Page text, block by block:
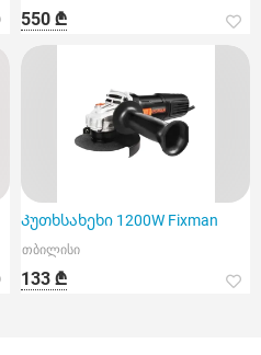
550 ₾
Კუთხსახეხი 1200W Fixman
თბილისი
133 ₾